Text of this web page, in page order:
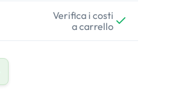
Verifica i costi
a carrello